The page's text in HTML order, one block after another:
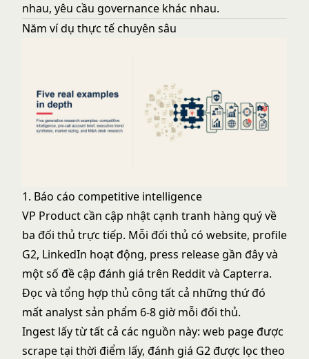
nhau, yêu cầu governance khác nhau.
Năm ví dụ thực tế chuyên sâu
1. Báo cáo competitive intelligence
VP Product cần cập nhật cạnh tranh hàng quý về
ba đối thủ trực tiếp. Mỗi đối thủ có website, profile
G2, LinkedIn hoạt động, press release gần đây và
một số đề cập đánh giá trên Reddit và Capterra.
Đọc và tổng hợp thủ công tất cả những thứ đó
mất analyst sản phẩm 6-8 giờ mỗi đối thủ.
Ingest lấy từ tất cả các nguồn này: web page được
scrape tại thời điểm lấy, đánh giá G2 được lọc theo